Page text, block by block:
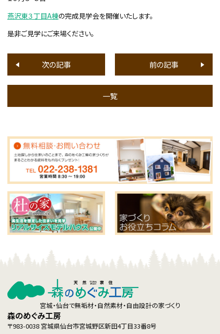
燕沢東３丁目A棟の完成見学会を開催いたします。
是非ご見学にご来場ください。
次の記事
一覧
前の記事
宮城・仙台で無垢材・自然素材・自由設計の家づくり
森のめぐみ工房
〒983-0038 宮城県仙台市宮城野区新田4丁目33番8号